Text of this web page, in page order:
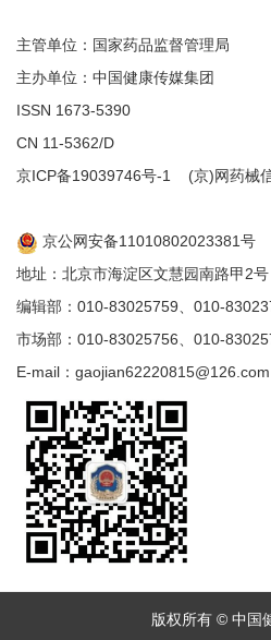
主管单位：国家药品监督管理局
主办单位：中国健康传媒集团
ISSN 1673-5390
CN 11-5362/D
京ICP备19039746号-1 (京)网药械
京公网安备11010802023381号
地址：北京市海淀区文慧园南路甲2
编辑部：010-83025759、010-
市场部：010-83025756、010-
E-mail：gaojian62220815@126.com
版权所有 © 中国